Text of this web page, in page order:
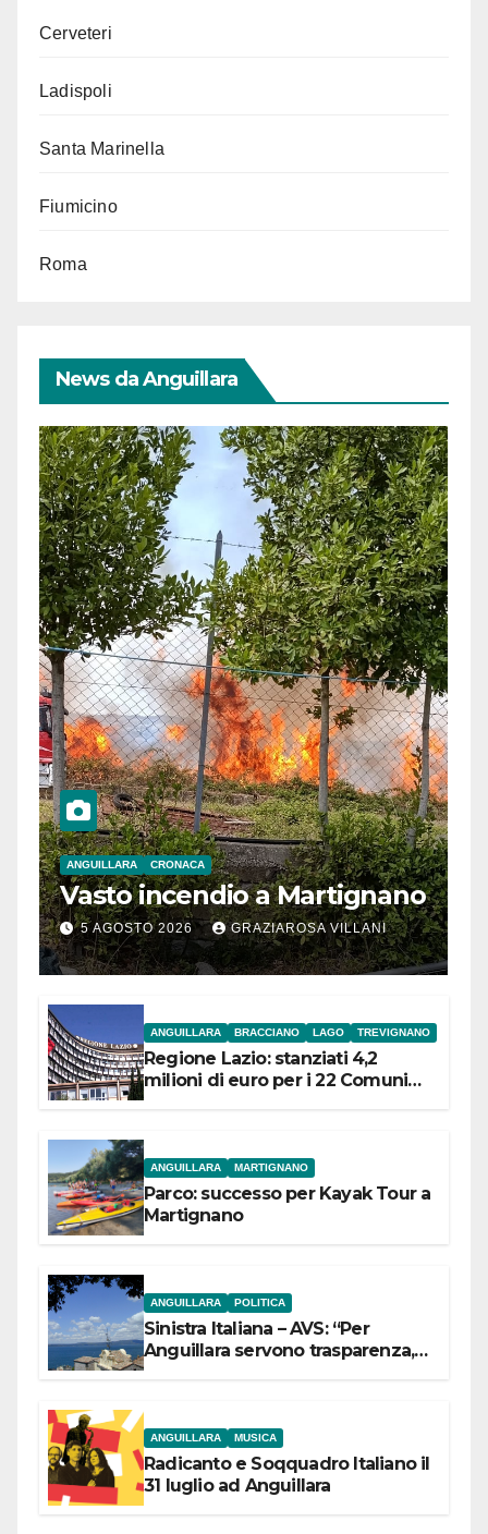
Cerveteri
Ladispoli
Santa Marinella
Fiumicino
Roma
News da Anguillara
ANGUILLARA CRONACA
Vasto incendio a Martignano
5 AGOSTO 2026 GRAZIAROSA VILLANI
ANGUILLARA BRACCIANO LAGO TREVIGNANO
Regione Lazio: stanziati 4,2
milioni di euro per i 22 Comuni
ANGUILLARA MARTIGNANO
Parco: successo per Kayak Tour a
Martignano
ANGUILLARA POLITICA
Sinistra Italiana – AVS: “Per
Anguillara servono trasparenza,
ANGUILLARA MUSICA
Radicanto e Soqquadro Italiano il
31 luglio ad Anguillara